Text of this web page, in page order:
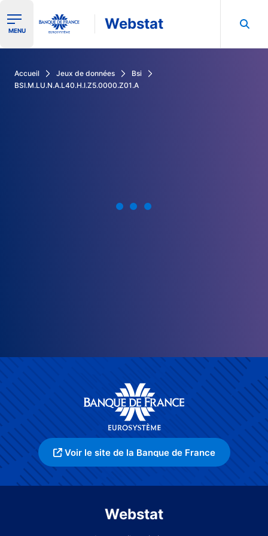
Ouvrir le menu de navigation
MENU Webstat
Accueil Jeux de données
Bsi
BSI.M.LU.N.A.L40.H.I.Z5.0000.Z01.A
Voir le site de la Banque de France
Webstat